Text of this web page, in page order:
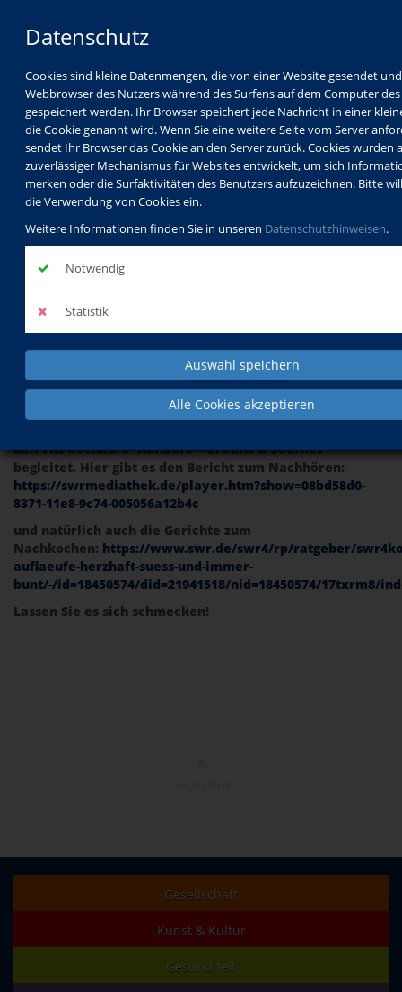
Datenschutz
Cookies sind kleine Datenmengen, die von einer Website gesendet
Webbrowser des Nutzers während des Surfens auf dem Computer
gespeichert werden. Ihr Browser speichert jede Nachricht in einer
die Cookie genannt wird. Wenn Sie eine weitere Seite vom Server
sendet Ihr Browser das Cookie an den Server zurück. Cookies wurden
zuverlässiger Mechanismus für Websites entwickelt, um sich
merken oder die Surfaktivitäten des Benutzers aufzuzeichnen. Bitte
die Verwendung von Cookies ein.
Weitere Informationen finden Sie in unseren Datenschutzhinweisen.
Notwendig
Statistik
Auswahl speichern
Alle Cookies akzeptieren
Aktuelles Hmm, lecker...
Auch unsere Dozentin Frau Brigitte Runzheimer möchte
den vhs-Kochkurs "Aufläufe – Gratins & Soufflés"
begleitet. Hier gibt es den Bericht zum Nachhören:
https://swrmediathek.de/player.htm?show=08bd58d0-
8371-11e8-9c74-005056a12b4c
und natürlich auch die Gerichte zum
Nachkochen: https://www.swr.de/swr4/rp/ratgeber/
auflaeufe-herzhaft-suess-und-immer-
bunt/-/id=18450574/did=21941518/nid=18450574/17txrm8/
Lassen Sie es sich schmecken!
Gesellschaft
Kunst & Kultur
Gesundheit